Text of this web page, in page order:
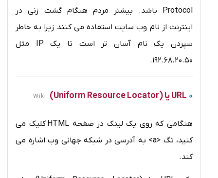
Protocol باشد. بیشتر مردم هنگام گشت زنی در
اینترنت از نام وب سایت استفاده می کنند زیرا به خاطر
سپردن یک نام آسان تر است تا یک IP مثل
192.68.20.50.
URL یا (Uniform Resource Locator) Wiki
هنگامی که روی یک لینک در صفحه HTMLکلیک می
کنید، تگ <a> به آدرسی در شبکه جهانی وب اشاره می
کند.